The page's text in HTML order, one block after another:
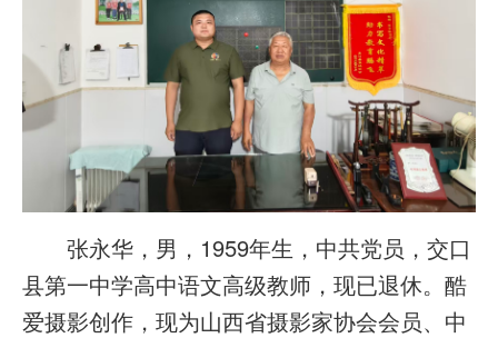
张永华，男，1959年生，中共党员，交口
县第一中学高中语文高级教师，现已退休。酷
爱摄影创作，现为山西省摄影家协会会员、中